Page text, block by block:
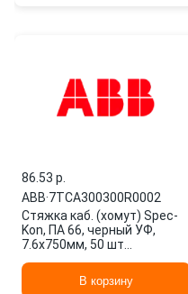
86.53 p.
ABB·7TCA300300R0002
Cтяжка каб. (хомут) Spec-
Kon, ПА 66, черный УФ,
7.6х750мм, 50 шт
В корзину